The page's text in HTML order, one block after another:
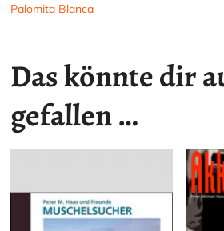
Palomita Blanca
Das könnte dir
gefallen …